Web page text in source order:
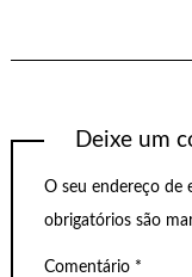
Deixe um
O seu endereço de
obrigatórios são
Comentário *